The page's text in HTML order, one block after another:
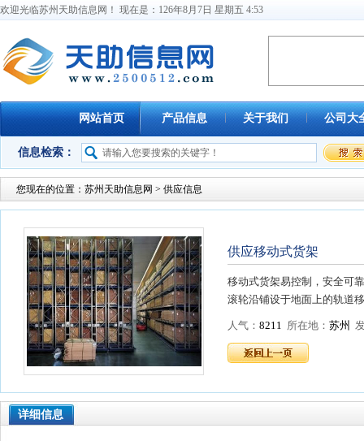
欢迎光临苏州天助信息网！ 现在是： 126年8月 7日 星期五 4:53
网站首页 产品信息 关于我们 公司大
信息检索：
您现在的位置： 苏州天助信息网 > 供应信息
供应移动式货架
移动式货架易控制，安全可
滚轮沿铺设于地面上的轨道
人气： 8211 所在地： 苏州
详细信息